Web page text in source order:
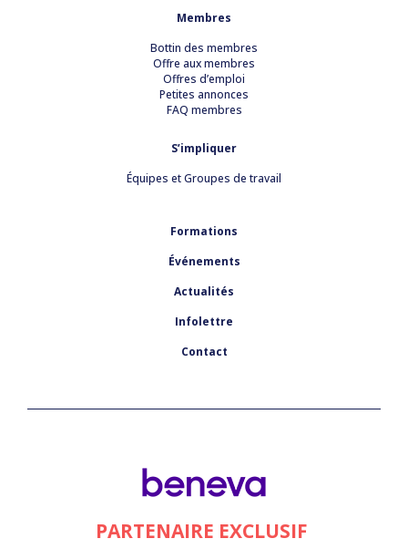
Membres
Bottin des membres
Offre aux membres
Offres d’emploi
Petites annonces
FAQ membres
S’impliquer
Équipes et Groupes de travail
Formations
Événements
Actualités
Infolettre
Contact
PARTENAIRE EXCLUSIF